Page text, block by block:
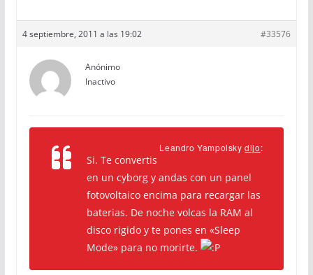
4 septiembre, 2011 a las 19:02 #33576
Anónimo
Inactivo
Leandro Yampolskydijo:
Si. Te convertis
en un cyborg y andas con un panel
fotovoltaico encima para recargar las
baterias. De noche volcas la RAM al
disco rigido y te pones en «Sleep
Mode» para no morirte.